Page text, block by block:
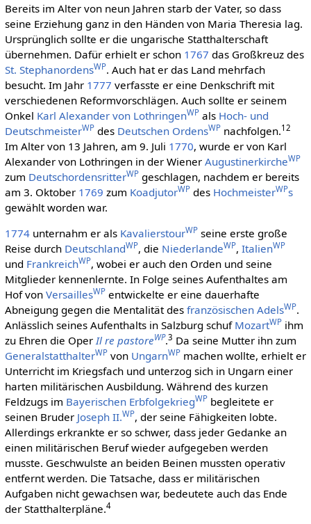
Bereits im Alter von neun Jahren starb der Vater, so dass
seine Erziehung ganz in den Händen von Maria Theresia lag.
Ursprünglich sollte er die ungarische Statthalterschaft
übernehmen. Dafür erhielt er schon 1767 das Großkreuz des
St. StephanordensWP. Auch hat er das Land mehrfach
besucht. Im Jahr 1777 verfasste er eine Denkschrift mit
verschiedenen Reformvorschlägen. Auch sollte er seinem
Onkel Karl Alexander von LothringenWPals Hoch- und
DeutschmeisterWPdes Deutschen OrdensWPnachfolgen.1 2
Im Alter von 13 Jahren, am 9. Juli 1770, wurde er von Karl
Alexander von Lothringen in der Wiener AugustinerkircheWP
zum DeutschordensritterWPgeschlagen, nachdem er bereits
am 3. Oktober 1769 zum KoadjutorWPdes HochmeisterWPs
gewählt worden war.
1774unternahm er als KavalierstourWPseine erste große
Reise durch DeutschlandWP, die NiederlandeWP, ItalienWP
und FrankreichWP, wobei er auch den Orden und seine
Mitglieder kennenlernte. In Folge seines Aufenthaltes am
Hof von VersaillesWPentwickelte er eine dauerhafte
Abneigung gegen die Mentalität des französischen AdelsWP.
Anlässlich seines Aufenthalts in Salzburg schuf MozartWPihm
zu Ehren die Oper Il re pastoreWP.3 Da seine Mutter ihn zum
GeneralstatthalterWPvon UngarnWPmachen wollte, erhielt er
Unterricht im Kriegsfach und unterzog sich in Ungarn einer
harten militärischen Ausbildung. Während des kurzen
Feldzugs im Bayerischen ErbfolgekriegWPbegleitete er
seinen Bruder Joseph II.WP, der seine Fähigkeiten lobte.
Allerdings erkrankte er so schwer, dass jeder Gedanke an
einen militärischen Beruf wieder aufgegeben werden
musste. Geschwulste an beiden Beinen mussten operativ
entfernt werden. Die Tatsache, dass er militärischen
Aufgaben nicht gewachsen war, bedeutete auch das Ende
der Statthalterpläne.4